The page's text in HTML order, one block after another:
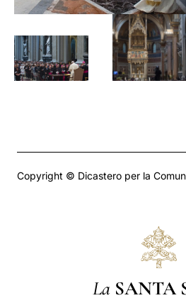
Copyright © Dicastero per la
La SANTA